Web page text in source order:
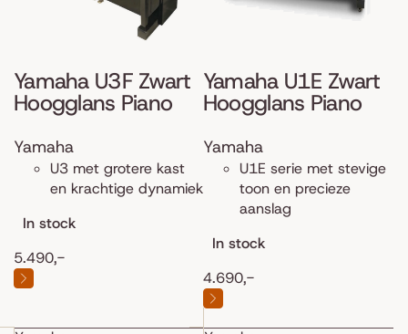
Yamaha U3F Zwart
Hoogglans Piano
Yamaha
U3 met grotere kast
en krachtige dynamiek
In stock
5.490,-
Yamaha U1E Zwart
Hoogglans Piano
Yamaha
U1E serie met stevige
toon en precieze
aanslag
In stock
4.690,-